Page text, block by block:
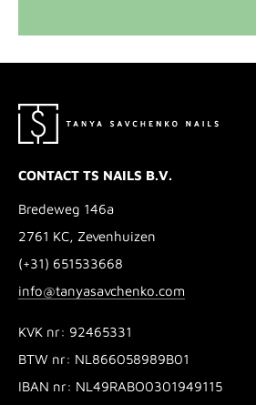
CONTACT TS NAILS B.V.
Bredeweg 146a
2761 KC, Zevenhuizen
(+31) 651533668
info@tanyasavchenko.com
KVK nr: 92465331
BTW nr: NL866058989B01
IBAN nr: NL49RABO0301949115